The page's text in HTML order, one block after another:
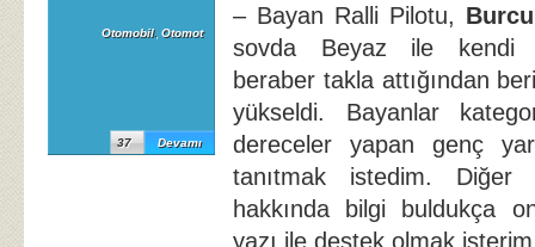
Otomobil, Otomot
Devamı
37
– Bayan Ralli Pilotu,
sovda Beyaz ile kendi
beraber takla attığından
yükseldi. Bayanlar
dereceler yapan genç
tanıtmak istedim. Diğer
hakkında bilgi buldukça
yazı ile destek olmak